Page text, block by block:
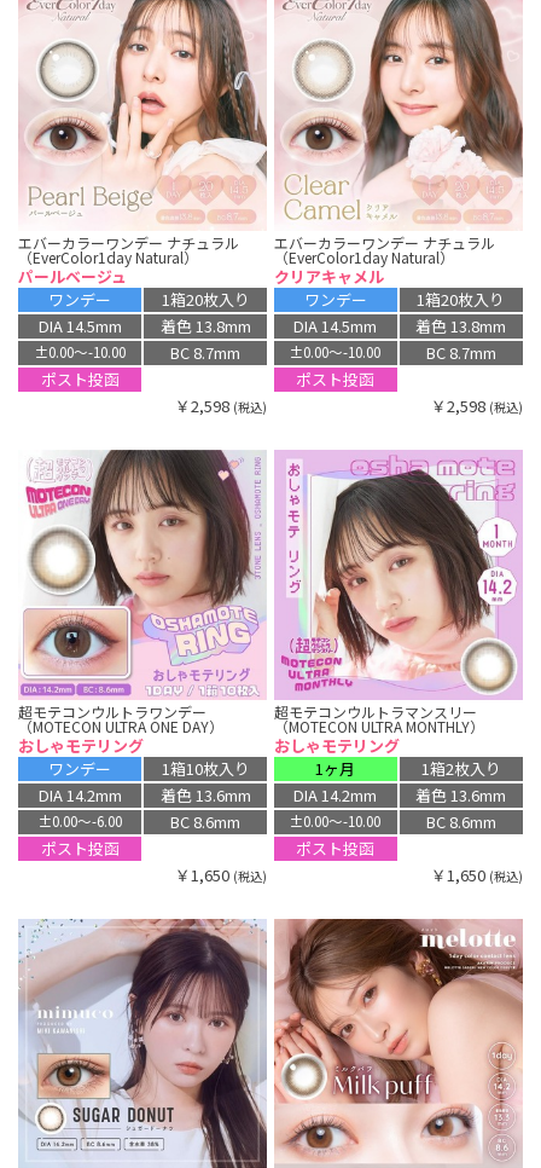
エバーカラーワンデー ナチュラル
（EverColor1day Natural）
パールベージュ
ワンデー
1箱20枚入り
DIA 14.5mm
着色 13.8mm
±0.00〜-10.00
BC 8.7mm
ポスト投函
￥2,598 (税込)
エバーカラーワンデー ナチュラル
（EverColor1day Natural）
クリアキャメル
ワンデー
1箱20枚入り
DIA 14.5mm
着色 13.8mm
±0.00〜-10.00
BC 8.7mm
ポスト投函
￥2,598 (税込)
超モテコンウルトラワンデー
（MOTECON ULTRA ONE DAY）
おしゃモテリング
ワンデー
1箱10枚入り
DIA 14.2mm
着色 13.6mm
±0.00〜-6.00
BC 8.6mm
ポスト投函
￥1,650 (税込)
超モテコンウルトラマンスリー
（MOTECON ULTRA MONTHLY）
おしゃモテリング
1ヶ月
1箱2枚入り
DIA 14.2mm
着色 13.6mm
±0.00〜-10.00
BC 8.6mm
ポスト投函
￥1,650 (税込)